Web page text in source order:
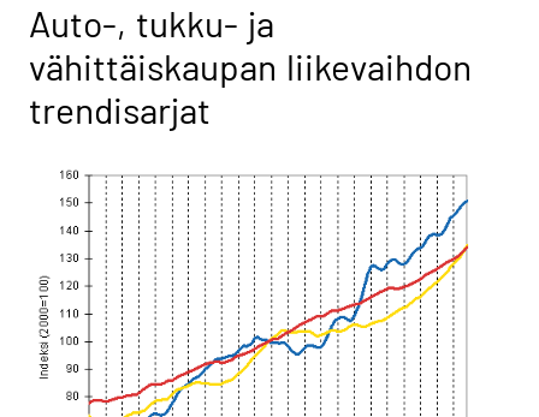
Auto-, tukku- ja
vähittäiskaupan liikevaihdon
trendisarjat